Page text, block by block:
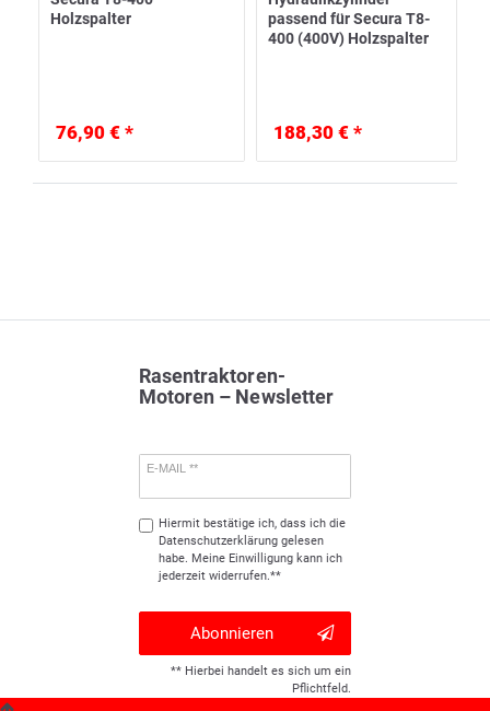
Holzspalter
76,90 € *
passend für Secura T8-
400 (400V) Holzspalter
188,30 € *
Rasentraktoren-
Motoren – Newsletter
E-MAIL **
Hiermit bestätige ich, dass ich die
Daten­schutz­erklärunggelesen
habe. Meine Einwilligung kann ich
jederzeit widerrufen.**
Abonnieren
** Hierbei handelt es sich um ein
Pflichtfeld.